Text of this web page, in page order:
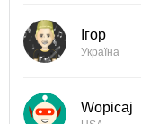
Ігор
Україна
Wopicaj